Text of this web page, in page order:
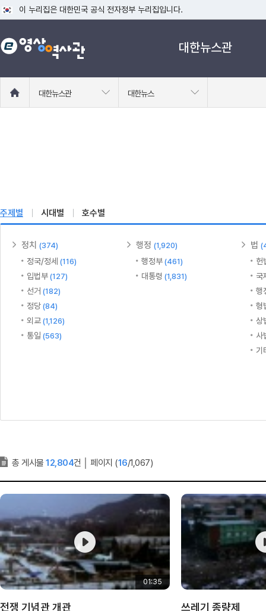
이 누리집은 대한민국 공식 전자정부 누리집입니다.
공식 누리집 주소 확인하기
go.kr 주소를 사용하는 누리집은 대한민국 정부기관이 관리하는 누리집입니
대한뉴스관
로
대한뉴스관 대한뉴스
주제별 시대별 호수별
정치 (374)
정국/정세 (116)
입법부 (127)
선거 (182)
정당 (84)
외교 (1,126)
통일 (563)
행정 (1,920)
행정부 (461)
대통령 (1,831)
법
헌
국
행
형
상
사
기
총 게시물 12,804건 페이지 (16/1,067)
01:35
전쟁 기념관 개관 쓰레기 종량제